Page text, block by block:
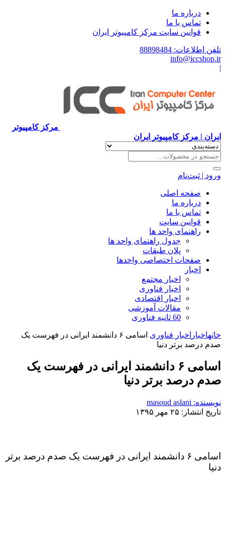
درباره ما
تماس با ما
قوانین سایت مرکز کامپیوتر ایران
تلفن اطلاعات: 88898484
info@iccshop.ir
|
مرکز کامپیوتر
ایران | مرکز کامپیوتر ایران
ورود | ثبت‌نام
صفحه اصلی
درباره ما
تماس با ما
قوانین سایت
راهنمای واحد ها
جدول راهنمای واحد ها
پلان طبقات
صفحات اختصاصی واحدها
اخبار
اخبار مجتمع
اخبار فناوری
اخبار اقتصادی
مقالات آموزشی
60 ثانیه فناوری
خانهاخبار اخبار فناوری
اسامی ۶ دانشمند ایرانی در فهرست یک
صدم درصد برتر دنیا
اسامی ۶ دانشمند ایرانی در فهرست یک
صدم درصد برتر دنیا
نویسنده: masoud aslani
تاریخ انتشار: ۲۵ مهر ۱۳۹۵
اسامی ۶ دانشمند ایرانی در فهرست یک صدم درصد برتر
دنیا